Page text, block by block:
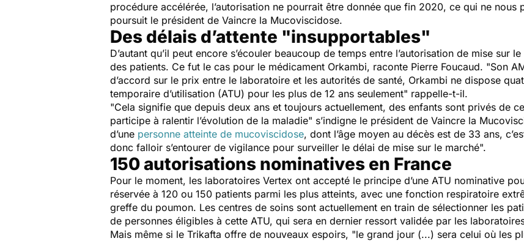
procédure accélérée, l’autorisation ne pourrait être donnée que fin 2020, ce qui ne nous
poursuit le président de Vaincre la Mucoviscidose.
Des délais d’attente "insupportables"
D’autant qu’il peut encore s’écouler beaucoup de temps entre l’autorisation de mise sur
des patients. Ce fut le cas pour le médicament Orkambi, raconte Pierre Foucaud. "Son
d’accord sur le prix entre le laboratoire et les autorités de santé, Orkambi ne dispose
temporaire d’utilisation (ATU) pour les plus de 12 ans seulement" rappelle-t-il.
"Cela signifie que depuis deux ans et toujours actuellement, des enfants sont privés de
participe à ralentir l’évolution de la maladie" s’indigne le président de Vaincre la
d’une personne atteinte de mucoviscidose, dont l’âge moyen au décès est de 33 ans,
donc falloir s’entourer de vigilance pour surveiller le délai de mise sur le marché".
150 autorisations nominatives en France
Pour le moment, les laboratoires Vertex ont accepté le principe d’une ATU nominative
réservée à 120 ou 150 patients parmi les plus atteints, avec une fonction respiratoire
greffe du poumon. Les centres de soins sont actuellement en train de sélectionner les
de personnes éligibles à cette ATU, qui sera en dernier ressort validée par les
Mais même si le Trikafta offre de nouveaux espoirs, "le grand jour (...) sera celui où les